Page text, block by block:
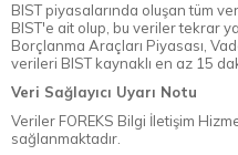
BIST piyasalarında oluşan tüm
BIST'e ait olup, bu veriler tekrar
Borçlanma Araçları Piyasası,
verileri BIST kaynaklı en az 15
Veri Sağlayıcı Uyarı Notu
Veriler FOREKS Bilgi İletişim
sağlanmaktadır.